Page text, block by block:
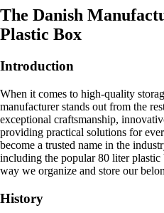
The Danish
Plastic Box
Introduction
When it comes to high-quality
manufacturer stands out from the
exceptional craftsmanship,
providing practical solutions for
become a trusted name in the
including the popular 80 liter
way we organize and store our
History